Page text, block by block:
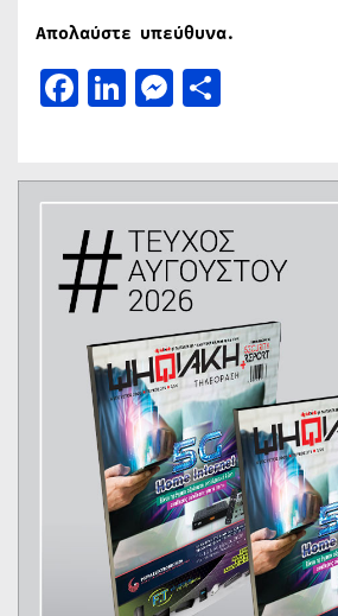
Απολαύστε υπεύθυνα.
Facebook
LinkedIn
Messenger